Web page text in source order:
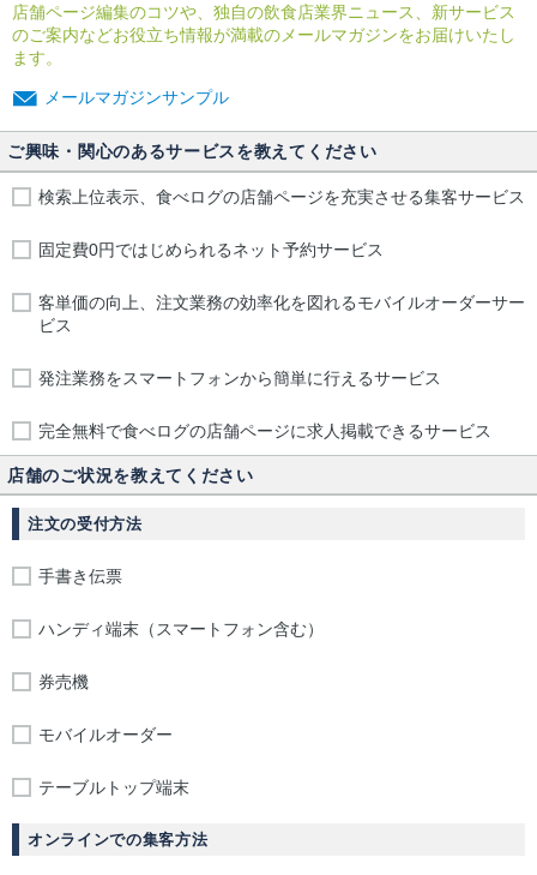
店舗ページ編集のコツや、独自の飲食店業界ニュース、新サービス
のご案内などお役立ち情報が満載のメールマガジンをお届けいたし
ます。
メールマガジンサンプル
ご興味・関心のあるサービスを教えてください
検索上位表示、食べログの店舗ページを充実させる集客サービス
固定費0円ではじめられるネット予約サービス
客単価の向上、注文業務の効率化を図れるモバイルオーダーサー
ビス
発注業務をスマートフォンから簡単に行えるサービス
完全無料で食べログの店舗ページに求人掲載できるサービス
店舗のご状況を教えてください
注文の受付方法
手書き伝票
ハンディ端末（スマートフォン含む）
券売機
モバイルオーダー
テーブルトップ端末
オンラインでの集客方法